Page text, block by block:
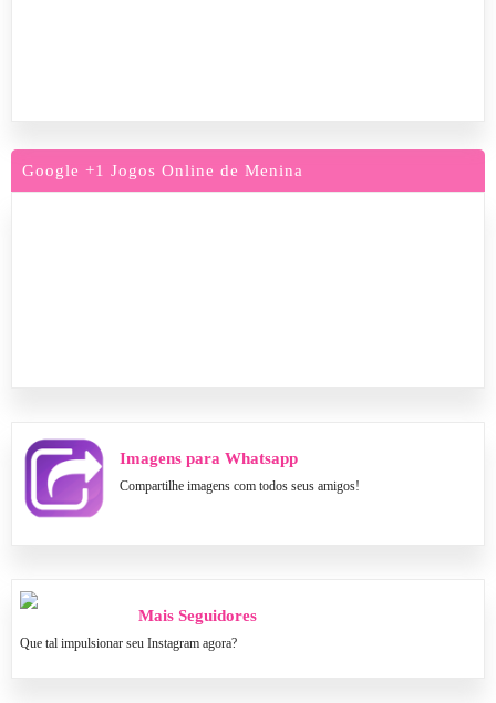
Google +1 Jogos Online de Menina
Imagens para Whatsapp
Compartilhe imagens com todos seus amigos!
Mais Seguidores
Que tal impulsionar seu Instagram agora?